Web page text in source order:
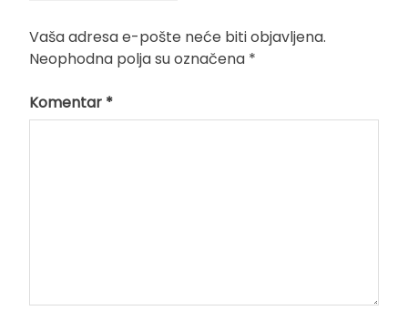
Vaša adresa e-pošte neće biti objavljena.
Neophodna polja su označena *
Komentar *